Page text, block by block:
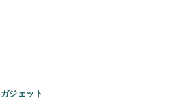
ガジェット